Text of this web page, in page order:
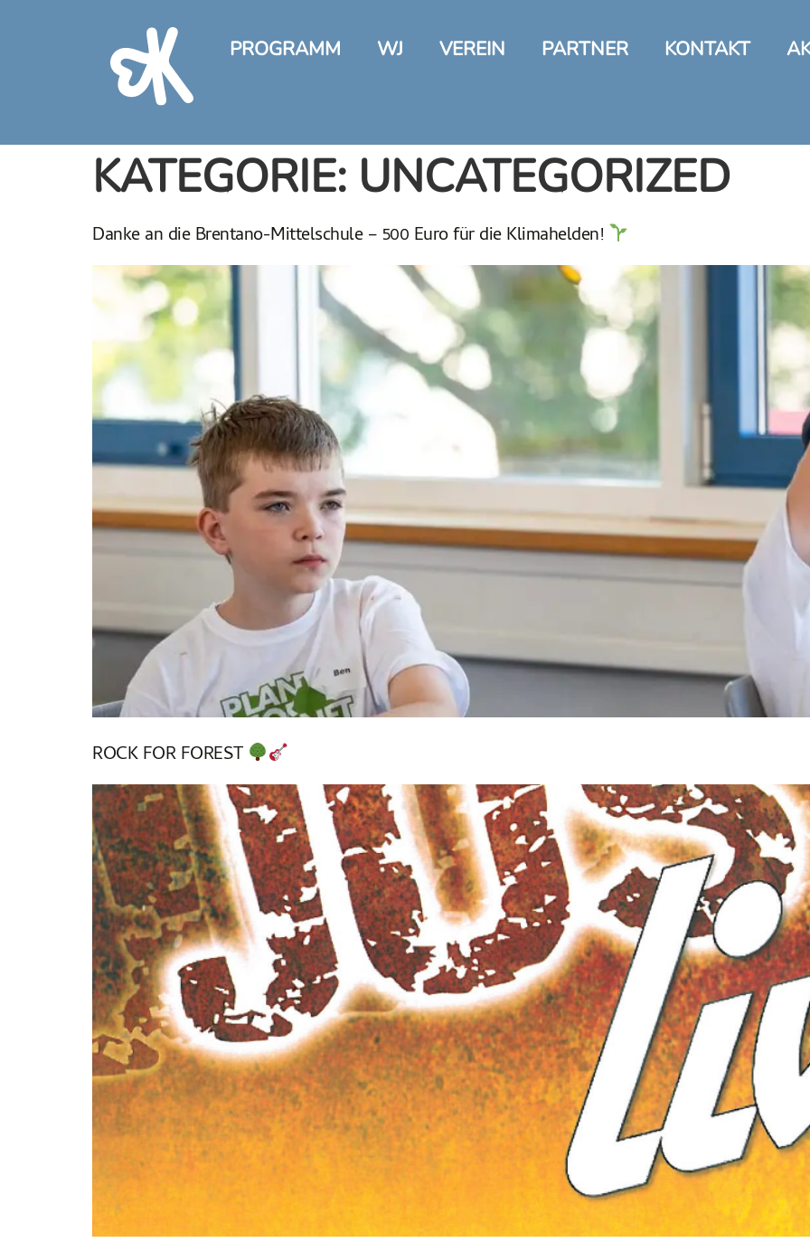
PROGRAMM WJ VEREIN PARTNER KONTAKT
KATEGORIE: UNCATEGORIZED
Danke an die Brentano-Mittelschule – 500 Euro für die Klimahelden!
ROCK FOR FOREST